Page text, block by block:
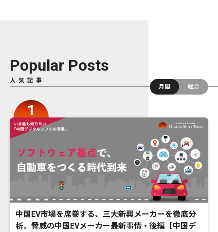
Popular Posts
人気記事
月間
総合
中国EV市場を席巻する、三大新興メーカーを徹底分
析。脅威の中国EVメーカー最新事情・後編【中国デ